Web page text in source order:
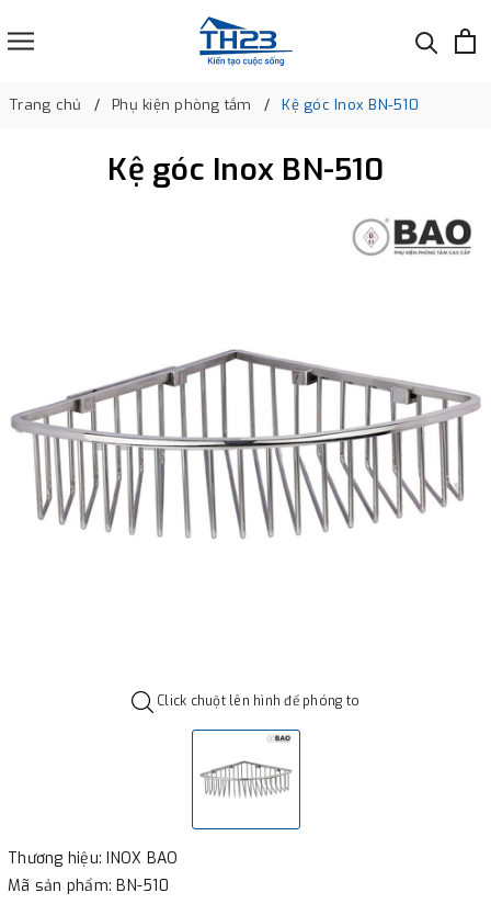
Trang chủ Phụ kiện phòng tắm Kệ góc Inox BN-510
Kệ góc Inox BN-510
Click chuột lên hình để phóng to
Thương hiệu: INOX BAO
Mã sản phẩm: BN-510